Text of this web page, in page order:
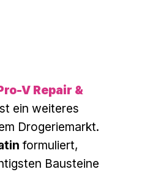
V Repair &
ein weiteres
Drogeriemarkt.
formuliert,
Bausteine